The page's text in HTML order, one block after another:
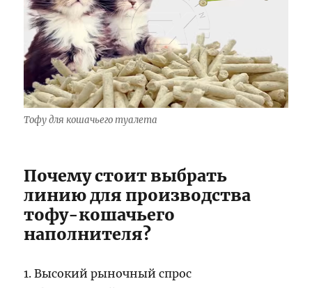
Тофу для кошачьего туалета
Почему стоит выбрать
линию для производства
тофу-кошачьего
наполнителя?
1. Высокий рыночный спрос